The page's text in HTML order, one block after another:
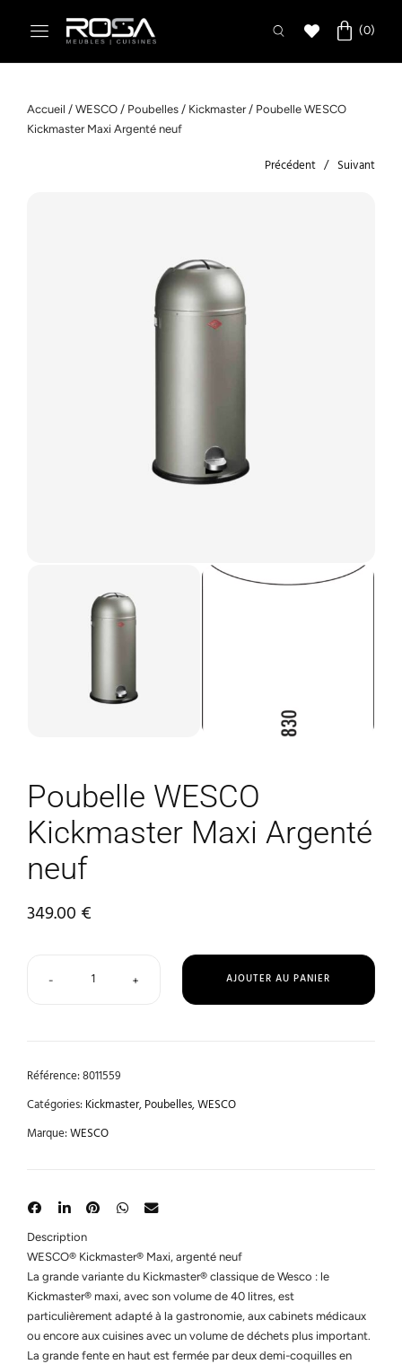
Accueil / WESCO / Poubelles / Kickmaster/ Poubelle WESCO
Kickmaster Maxi Argenté neuf
Précédent Suivant
Poubelle WESCO
Kickmaster Maxi Argenté
neuf
349.00 €
+
- AJOUTER AU PANIER
Référence:8011559
Catégories:Kickmaster,Poubelles,WESCO
Marque:WESCO
Description
WESCO® Kickmaster® Maxi, argenté neuf
La grande variante du Kickmaster® classique de Wesco : le
Kickmaster® maxi, avec son volume de 40 litres, est
particulièrement adapté à la gastronomie, aux cabinets médicaux
ou encore aux cuisines avec un volume de déchets plus important.
La grande fente en haut est fermée par deux demi-coquilles en